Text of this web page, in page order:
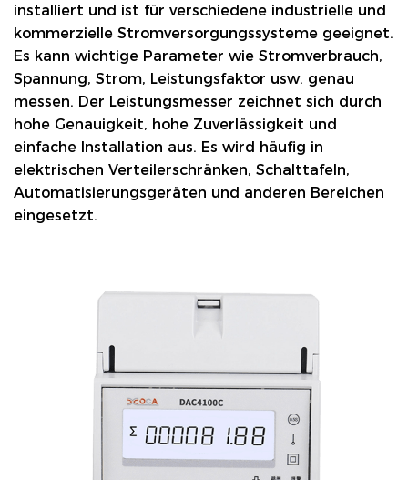
installiert und ist für verschiedene industrielle und
kommerzielle Stromversorgungssysteme geeignet.
Es kann wichtige Parameter wie Stromverbrauch,
Spannung, Strom, Leistungsfaktor usw. genau
messen. Der Leistungsmesser zeichnet sich durch
hohe Genauigkeit, hohe Zuverlässigkeit und
einfache Installation aus. Es wird häufig in
elektrischen Verteilerschränken, Schalttafeln,
Automatisierungsgeräten und anderen Bereichen
eingesetzt.